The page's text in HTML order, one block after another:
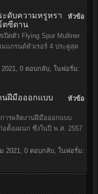
หัวข้อ
ะดับความหรูหรา
ตซีดาน
ปิดตัว Flying Spur Mulliner
แกรนด์ทัวเรอร์ 4 ประตูสุด
, 0 ตอบกลับ, ในฟอรั่ม:
หัวข้อ
นฝีมือออกแบบ
ารผลิตงานฝีมือออกแบบ
ตั้งแผนก ซึ่งในปี พ.ศ. 2557
2021, 0 ตอบกลับ, ในฟอรั่ม: